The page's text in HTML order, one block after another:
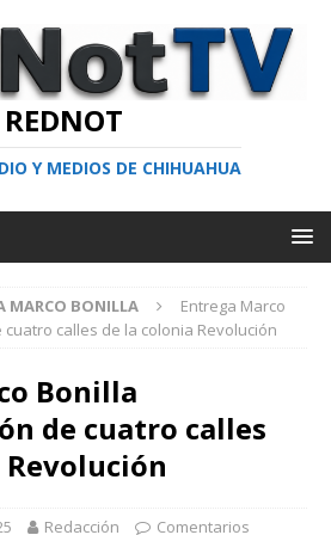
REDNOT
Y MEDIOS DE CHIHUAHUA
MARCO BONILLA
Entrega Marco
calles de la colonia Revolución
Bonilla
de cuatro calles
Redacción
Comentarios